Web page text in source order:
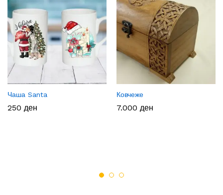
Чаша Santa
250 ден
Ковчеже
7.000 ден